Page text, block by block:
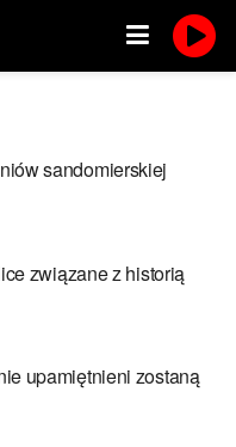
sandomierskiej
związane z historią
upamiętnieni zostaną